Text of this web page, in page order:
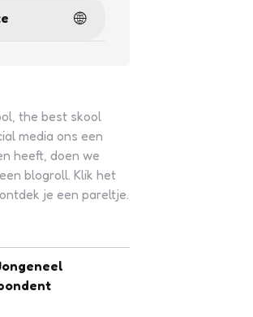
the best skool
media ons een
heeft, doen we
blogroll. Klik het
je een pareltje.